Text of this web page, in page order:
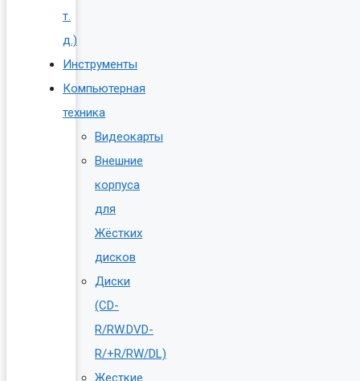
т.
д.)
Инструменты
Компьютерная
техника
Видеокарты
Внешние
корпуса
для
Жёстких
дисков
Диски
(CD-
R/RW.DVD-
R/+R/RW/DL)
Жесткие